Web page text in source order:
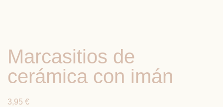
Marcasitios de
cerámica con imán
3,95 €